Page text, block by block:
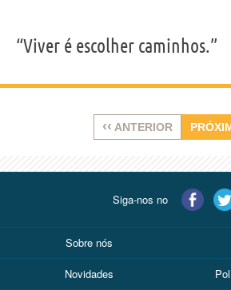
“Viver é escolher caminhos.”
‹‹ ANTERIOR
Siga-nos no
Sobre nós
Novidades